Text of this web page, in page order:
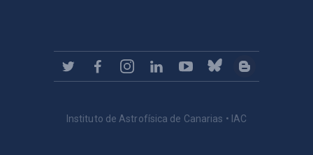
Instituto de Astrofísica de Canarias • IAC